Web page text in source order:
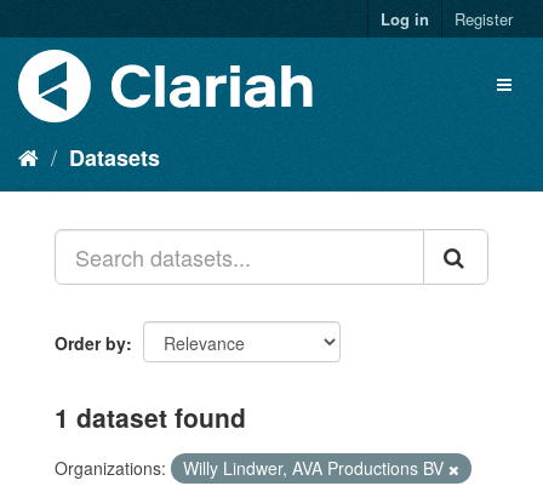
Log in Register
Datasets
Order by
1 dataset found
Organizations:
Willy Lindwer, AVA Productions BV